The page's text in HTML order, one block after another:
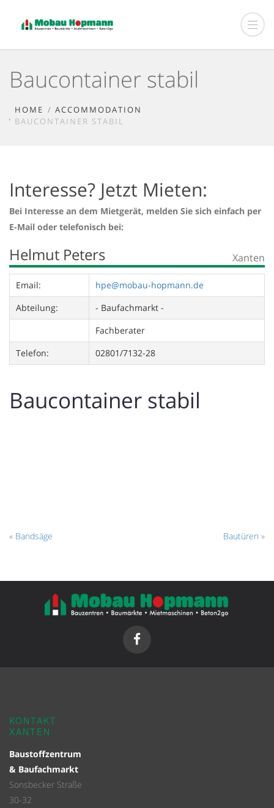
Baucontainer stabil
HOME
ACCOMMODATION
BAUCONTAINER STABIL
Interesse? Jetzt Mieten:
Bei Interesse an dem Mietgerät, melden Sie sich einfach per
E-Mail oder telefonisch bei:
Helmut Peters Xanten
Email:
hpe@mobau-hopmann.de
Abteilung:
- Baufachmarkt -
Fachberater
Telefon:
02801/7132-28
Baucontainer stabil
« Bandsäge Bautüren »
KONTAKT
XANTEN
Baustoffzentrum
& Baufachmarkt
Sonsbecker Straße
30-32